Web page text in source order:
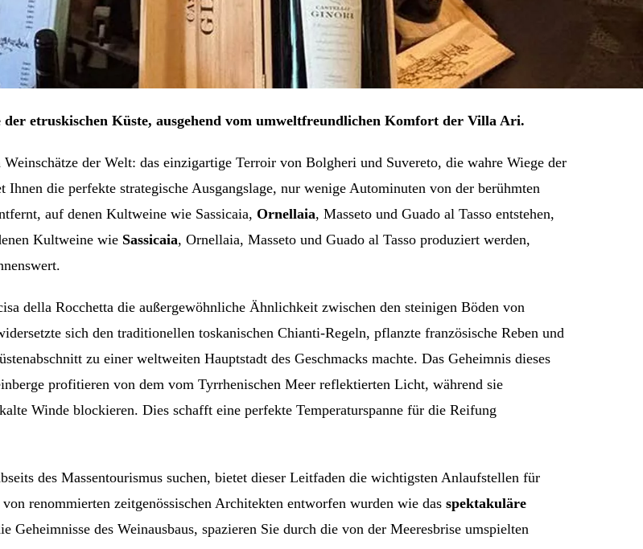
der etruskischen Küste, ausgehend vom umweltfreundlichen Komfort der Villa Ari.
der Welt: das einzigartige Terroir von Bolgheri und Suvereto, die wahre Wiege der
die perfekte strategische Ausgangslage, nur wenige Autominuten von der berühmten
auf denen Kultweine wie Sassicaia, Ornellaia, Masseto und Guado al Tasso entstehen,
Kultweine wie Sassicaia, Ornellaia, Masseto und Guado al Tasso produziert werden,
della Rocchetta die außergewöhnliche Ähnlichkeit zwischen den steinigen Böden von
sich den traditionellen toskanischen Chianti-Regeln, pflanzte französische Reben und
zu einer weltweiten Hauptstadt des Geschmacks machte. Das Geheimnis dieses
profitieren von dem vom Tyrrhenischen Meer reflektierten Licht, während sie
Winde blockieren. Dies schafft eine perfekte Temperaturspanne für die Reifung
des Massentourismus suchen, bietet dieser Leitfaden die wichtigsten Anlaufstellen für
renommierten zeitgenössischen Architekten entworfen wurden wie das spektakuläre
des Weinausbaus, spazieren Sie durch die von der Meeresbrise umspielten